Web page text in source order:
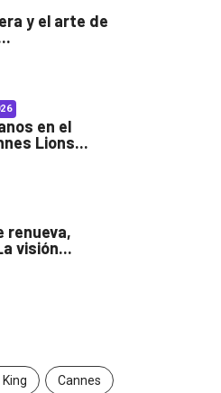
jurado de Cannes...
y el arte de
en el
Lions...
renueva,
visión...
Cannes